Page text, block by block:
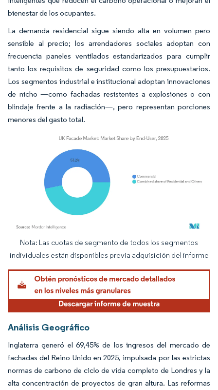
bienestar de los ocupantes.
La demanda residencial sigue siendo alta en volumen pero
sensible al precio; los arrendadores sociales adoptan con
frecuencia paneles ventilados estandarizados para cumplir
tanto los requisitos de seguridad como los presupuestarios.
Los segmentos industrial e institucional adoptan innovaciones
de nicho —como fachadas resistentes a explosiones o con
blindaje frente a la radiación—, pero representan porciones
menores del gasto total.
Imagen © Mordor Intelligence. El uso requiere atribución según CC BY 4.0.
Nota: Las cuotas de segmento de todos los segmentos
individuales están disponibles previa adquisición del informe
Análisis Geográfico
Inglaterra generó el 69,45% de los ingresos del mercado de
fachadas del Reino Unido en 2025, impulsada por las estrictas
normas de carbono de ciclo de vida completo de Londres y la
alta concentración de proyectos de gran altura. Las reformas